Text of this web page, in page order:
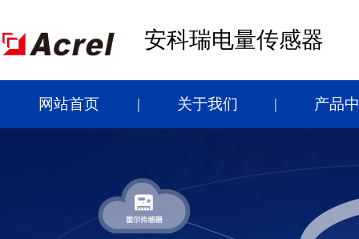
安科瑞电量传感器
网站首页 关于我们 产品